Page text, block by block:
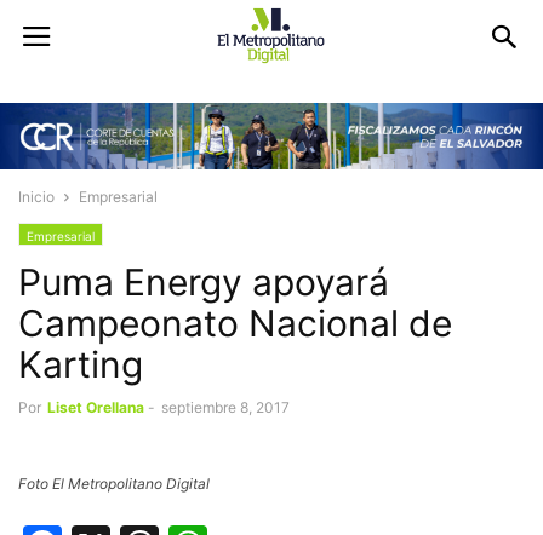
Inicio Empresarial
Empresarial
Puma Energy apoyará
Campeonato Nacional de
Karting
Por Liset Orellana - septiembre 8, 2017
Foto El Metropolitano Digital